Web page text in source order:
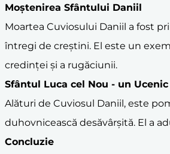
Moștenirea Sfântului Daniil
Moartea Cuviosului Daniil a fost
întregi de creștini. El este un
credinței și a rugăciunii.
Sfântul Luca cel Nou - un
Alături de Cuviosul Daniil, este
duhovnicească desăvârșită. El a
Concluzie